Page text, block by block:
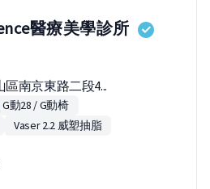
醫療美學診所
區南京東路二段4...
G動28 / G動椅
Vaser 2.2 威塑抽脂